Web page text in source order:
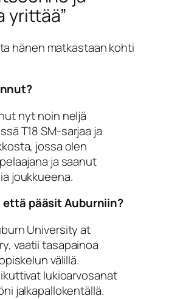
yrittää”
hänen matkastaan kohti
nyt noin neljä
T18 SM-sarjaa ja
jossa olen
ja saanut
joukkueena.
pääsit Auburniin?
University at
vaatii tasapainoa
välillä.
lukioarvosanat
jalkapallokentällä.